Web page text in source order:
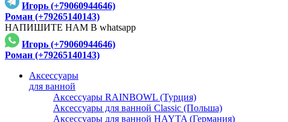
Игорь (+79060944646)
Роман (+79265140143)
НАПИШИТЕ НАМ В whatsapp
Игорь (+79060944646)
Роман (+79265140143)
Аксессуары
для ванной
Аксессуары RAINBOWL (Турция)
Аксессуары для ванной Classic (Польша)
Аксессуары для ванной HAYTA (Германия)